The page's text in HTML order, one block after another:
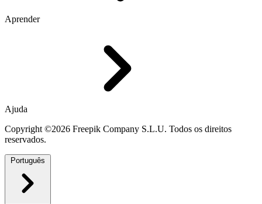
Aprender
Ajuda
Copyright ©2026 Freepik Company S.L.U. Todos os direitos
reservados.
Português